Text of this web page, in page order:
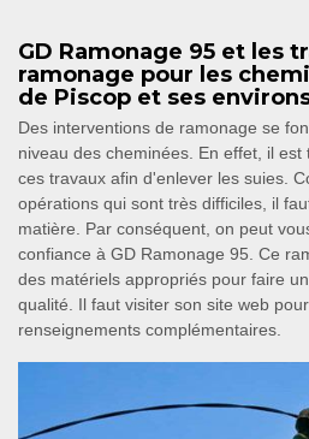
GD Ramonage 95 et les
ramonage pour les
de Piscop et ses
Des interventions de ramonage se
niveau des cheminées. En effet, il
ces travaux afin d'enlever les suies.
opérations qui sont très difficiles, il
matière. Par conséquent, on peut
confiance à GD Ramonage 95. Ce
des matériels appropriés pour faire
qualité. Il faut visiter son site web
renseignements complémentaires.